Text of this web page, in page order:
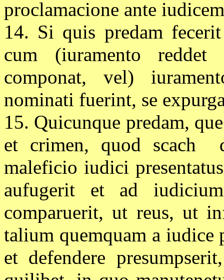
proclamacione ante
14. Si quis predam
cum (iuramento
componat, vel)
nominati fuerint, se
15. Quicunque predam,
et crimen, quod scach
maleficio iudici
aufugerit et ad
comparuerit, ut reus, ut
talium quemquam a iudice
et defendere